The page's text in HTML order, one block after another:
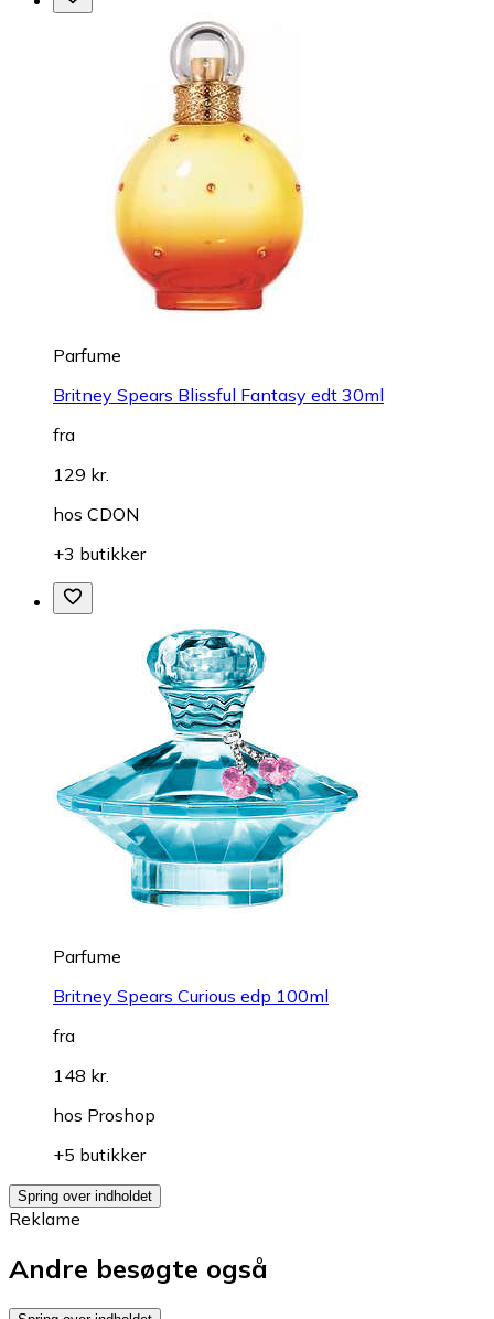
Parfume
Britney Spears Blissful Fantasy edt 30ml
fra
129 kr.
hos CDON
+3 butikker
Parfume
Britney Spears Curious edp 100ml
fra
148 kr.
hos Proshop
+5 butikker
Spring over indholdet
Reklame
Andre besøgte også